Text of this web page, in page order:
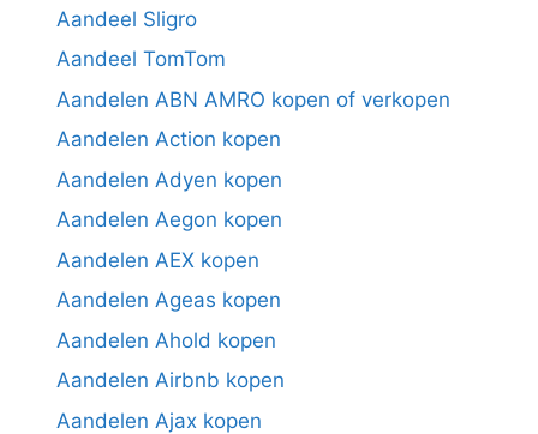
Aandeel Sligro
Aandeel TomTom
Aandelen ABN AMRO kopen of verkopen
Aandelen Action kopen
Aandelen Adyen kopen
Aandelen Aegon kopen
Aandelen AEX kopen
Aandelen Ageas kopen
Aandelen Ahold kopen
Aandelen Airbnb kopen
Aandelen Ajax kopen